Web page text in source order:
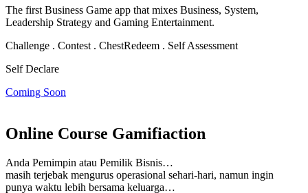
The first Business Game app that mixes Business, System,
Leadership Strategy and Gaming Entertainment.
Challenge . Contest . ChestRedeem . Self Assessment
Self Declare
Coming Soon
Online Course Gamifiaction
Anda Pemimpin atau Pemilik Bisnis…
masih terjebak mengurus operasional sehari-hari, namun ingin
punya waktu lebih bersama keluarga…